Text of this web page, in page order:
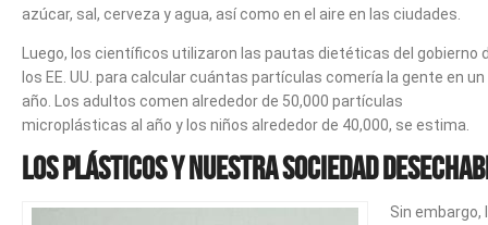
azúcar, sal, cerveza y agua, así como en el aire en las ciudades.
Luego, los científicos utilizaron las pautas dietéticas del gobierno
los EE. UU. para calcular cuántas partículas comería la gente en un
año. Los adultos comen alrededor de 50,000 partículas
microplásticas al año y los niños alrededor de 40,000, se estima.
Los plásticos y nuestra sociedad
Sin embargo,